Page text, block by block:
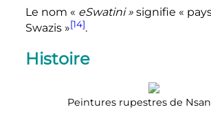
Le nom « eSwatini »signifie «
Swazis »[14].
Histoire
Peintures rupestres de